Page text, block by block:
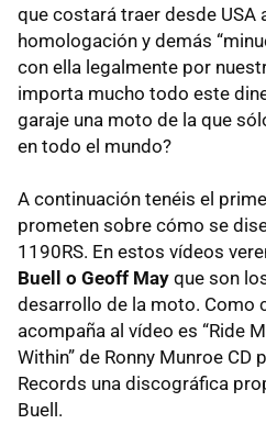
que costará traer desde USA
homologación y demás
con ella legalmente por
importa mucho todo este
garaje una moto de la que
en todo el mundo?
A continuación tenéis el
prometen sobre cómo se
1190RS. En estos vídeos
Buell o Geoff May que son
desarrollo de la moto. Como
acompaña al vídeo es “Ride
Within” de Ronny Munroe CD
Records una discográfica
Buell.